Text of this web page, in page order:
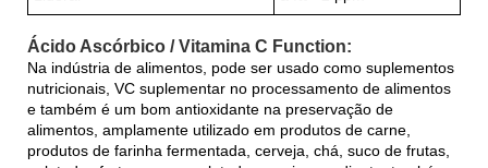
Ácido Ascórbico / Vitamina C Function:
Na indústria de alimentos, pode ser usado como suplementos
nutricionais, VC suplementar no processamento de alimentos
e também é um bom antioxidante na preservação de
alimentos, amplamente utilizado em produtos de carne,
produtos de farinha fermentada, cerveja, chá, suco de frutas,